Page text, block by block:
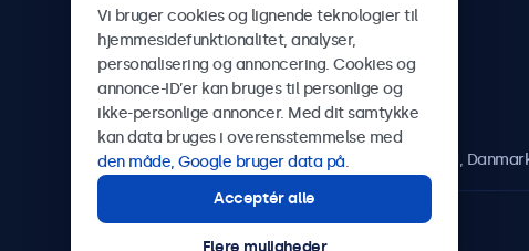
Beetronics
Herstedøstervej 27-29, unit A, 2620 Albertslund,
Vi bruger cookies og lignende teknologier til
hjemmesidefunktionalitet, analyser,
personalisering og annoncering. Cookies og
annonce-ID’er kan bruges til personlige og
ikke-personlige annoncer. Med dit samtykke
kan data bruges i overensstemmelse med
den måde, Google bruger data på.
Acceptér alle
Flere muligheder